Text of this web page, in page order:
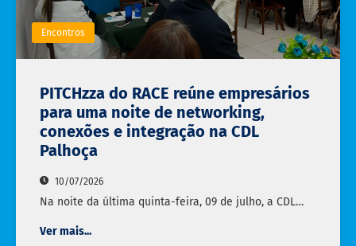
Encontros
PITCHzza do RACE reúne empresários
para uma noite de networking,
conexões e integração na CDL
Palhoça
10/07/2026
Na noite da última quinta-feira, 09 de julho, a CDL…
Ver mais...